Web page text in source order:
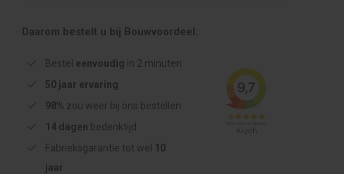
Daarom bestelt u bij Bouwvoordeel:
Bestel eenvoudig in 2 minuten
50 jaar ervaring
98% zou weer bij ons bestellen
14 dagen bedenktijd
Fabrieksgarantie tot wel 10
jaar